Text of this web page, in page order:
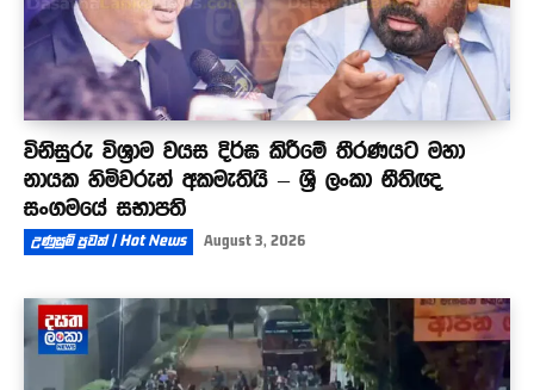
විනිසුරු විශ්‍රාම වයස දිර්ඝ කිරීමේ තීරණයට මහා
නායක හිමිවරුන් අකමැතියි – ශ්‍රී ලංකා නීතිඥ
සංගමයේ සභාපති
උණුසුම් පුවත් | Hot News August 3, 2026